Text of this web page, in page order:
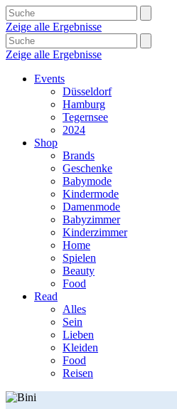
Zeige alle Ergebnisse
Zeige alle Ergebnisse
Events
Düsseldorf
Hamburg
Tegernsee
2024
Shop
Brands
Geschenke
Babymode
Kindermode
Damenmode
Babyzimmer
Kinderzimmer
Home
Spielen
Beauty
Food
Read
Alles
Sein
Lieben
Kleiden
Food
Reisen